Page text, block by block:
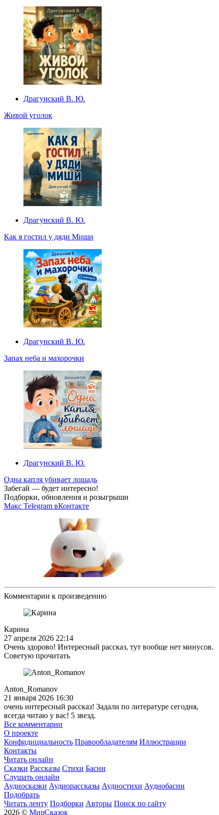
Драгунский В. Ю.
Живой уголок
Драгунский В. Ю.
Как я гостил у дяди Миши
Драгунский В. Ю.
Запах неба и махорочки
Драгунский В. Ю.
Одна капля убивает лошадь
Забегай — будет интересно!
Подборки, обновления и розыгрыши
Макс Telegram вКонтакте
Комментарии к произведению
Карина
27 апреля 2026 22:14
Очень здорово! Интересный рассказ, тут вообще нет минусов.
Советую прочитать
Anton_Romanov
21 января 2026 16:30
очень интересный рассказ! Задали по литературе сегодня,
всегда читаю у вас! 5 звезд.
Все комментарии
О проекте
Конфидициальность Правообладателям Иллюстрации
Контакты
Читать онлайн
Сказки Рассказы Стихи Басни
Слушать онлайн
Аудиосказки Аудиорассказы Аудиостихи Аудиобасни
Подобрать
Читать ленту Подборки Авторы Поиск по сайту
2026 © МирСказок